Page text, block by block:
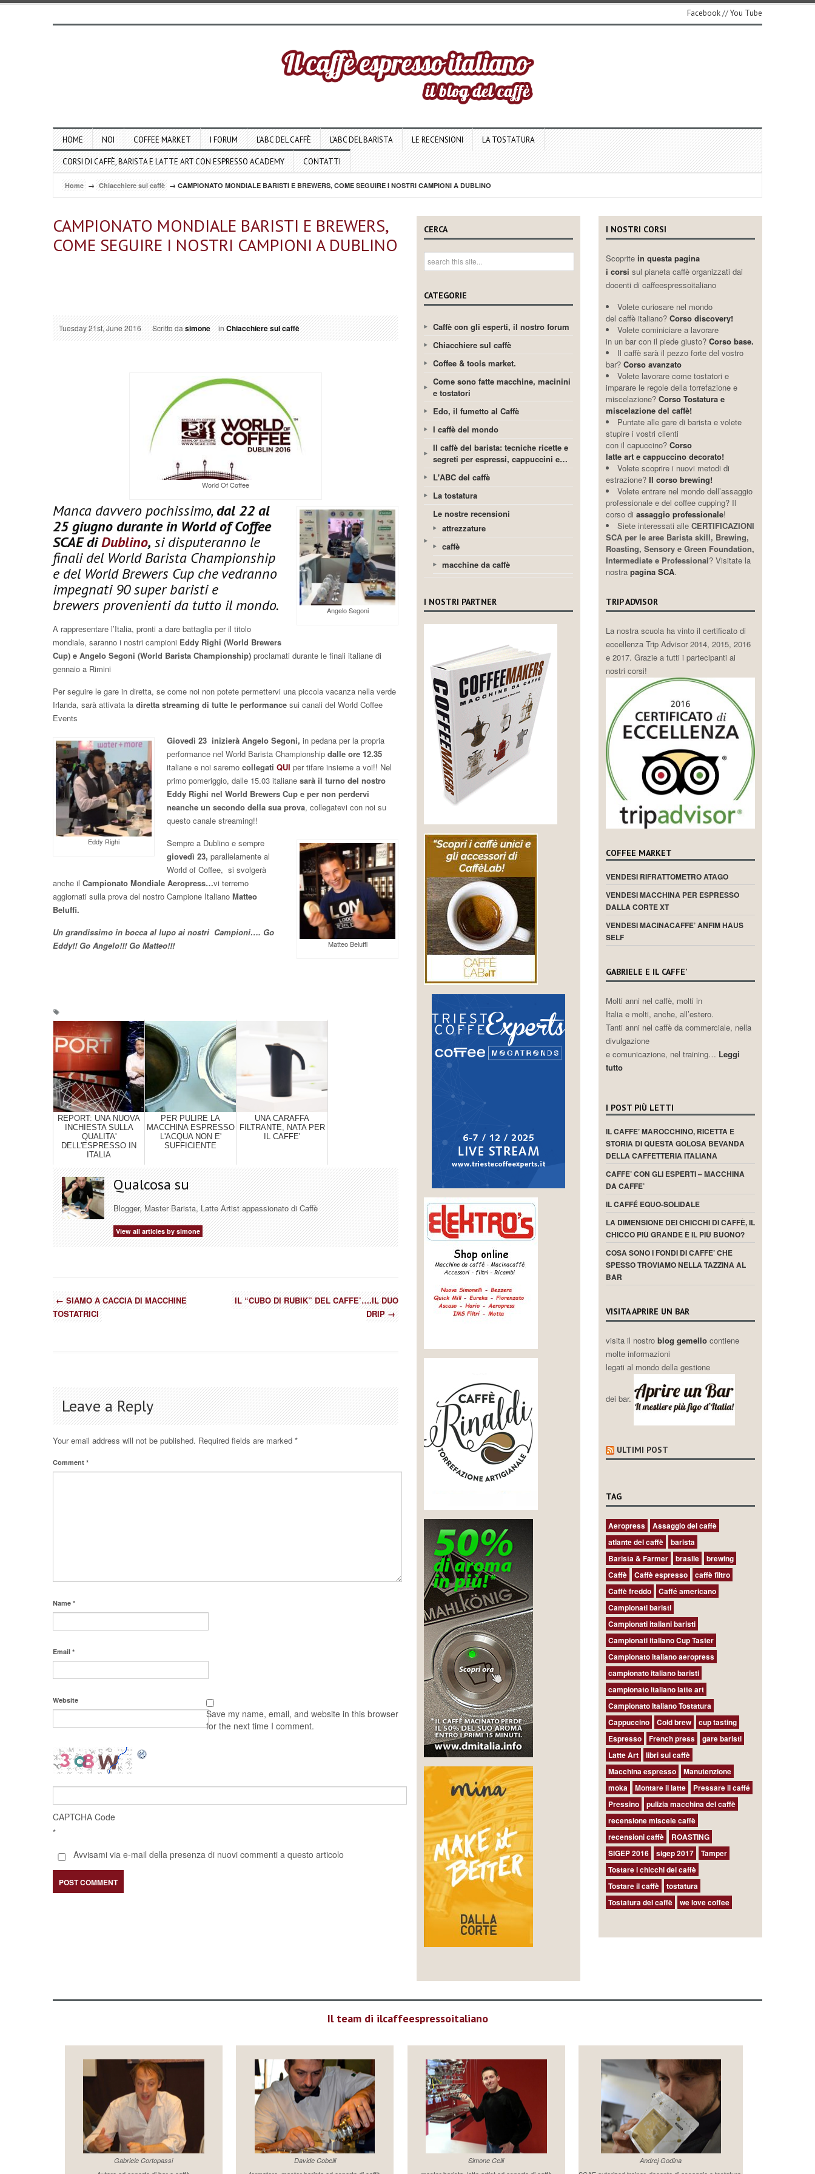
Facebook//You Tube
HOME NOI COFFEE MARKET I FORUM L’ABC DEL CAFFÈ L’ABC DEL BARISTA LE RECENSIONI LA TOSTATURA
CORSI DI CAFFÈ, BARISTA E LATTE ART CON ESPRESSO ACADEMY CONTATTI
Home → Chiacchiere sul caffè → CAMPIONATO MONDIALE BARISTI E BREWERS, COME SEGUIRE I NOSTRI CAMPIONI A DUBLINO
CAMPIONATO MONDIALE BARISTI E BREWERS,
COME SEGUIRE I NOSTRI CAMPIONI A DUBLINO
Tuesday 21st, June 2016 Scritto dasimone inChiacchiere sul caffè
World Of Coffee
Angelo Segoni
Manca davvero pochissimo,dal 22 al
25 giugno durante in World of Coffee
SCAE diDublino, si disputeranno le
finali del World Barista Championship
e del World Brewers Cup che vedranno
impegnati 90 super baristi e
brewers provenienti da tutto il mondo.
A rappresentare l’Italia, pronti a dare battaglia per il titolo
mondiale, saranno i nostri campioni Eddy Righi (World Brewers
Cup) e Angelo Segoni (World Barista Championship) proclamati durante le finali italiane di
gennaio a Rimini
Per seguire le gare in diretta, se come noi non potete permettervi una piccola vacanza nella verde
Irlanda, sarà attivata la diretta streaming di tutte le performance sui canali del World Coffee
Events
Eddy Righi
Giovedì 23 inizierà Angelo Segoni, in pedana per la propria
performance nel World Barista Championship dalle ore 12.35
italiane e noi saremo collegati QUI per tifare insieme a voi!! Nel
primo pomeriggio, dalle 15.03 italiane sarà il turno del nostro
Eddy Righi nel World Brewers Cup e per non perdervi
neanche un secondo della sua prova, collegatevi con noi su
questo canale streaming!!
Matteo Beluffi
Sempre a Dublino e sempre
giovedì 23, parallelamente al
World of Coffee, si svolgerà
anche il Campionato Mondiale Aeropress…vi terremo
aggiornati sulla prova del nostro Campione Italiano Matteo
Beluffi.
Un grandissimo in bocca al lupo ai nostri Campioni…. Go
Eddy!! Go Angelo!!! Go Matteo!!!
REPORT: UNA NUOVA
INCHIESTA SULLA
QUALITA'
DELL'ESPRESSO IN
ITALIA
PER PULIRE LA
MACCHINA ESPRESSO
L'ACQUA NON E'
SUFFICIENTE
UNA CARAFFA
FILTRANTE, NATA PER
IL CAFFE'
Qualcosa su
Blogger, Master Barista, Latte Artist appassionato di Caffè
View all articles by simone
←SIAMO A CACCIA DI MACCHINE
TOSTATRICI
IL “CUBO DI RUBIK” DEL CAFFE’….IL DUO
DRIP→
Leave a Reply
Your email address will not be published. Required fields are marked *
Comment *
Name *
Email *
Website
Save my name, email, and website in this browser
for the next time I comment.
CAPTCHA Code
*
Avvisami via e-mail della presenza di nuovi commenti a questo articolo
CERCA
CATEGORIE
Caffè con gli esperti, il nostro forum
Chiacchiere sul caffè
Coffee & tools market.
Come sono fatte macchine, macinini
e tostatori
Edo, il fumetto al Caffè
I caffè del mondo
Il caffè del barista: tecniche ricette e
segreti per espressi, cappuccini e…
L'ABC del caffè
La tostatura
Le nostre recensioni
attrezzature
caffè
macchine da caffè
I NOSTRI PARTNER
I NOSTRI CORSI
Scoprite in questa pagina
i corsi sul pianeta caffè organizzati dai
docenti di caffeespressoitaliano
Volete curiosare nel mondo
del caffè italiano?Corso discovery!
Volete cominiciare a lavorare
in un bar con il piede giusto? Corso base.
Il caffè sarà il pezzo forte del vostro
bar? Corso avanzato
Volete lavorare come tostatori e
imparare le regole della torrefazione e
miscelazione? Corso Tostatura e
miscelazione del caffè!
Puntate alle gare di barista e volete
stupire i vostri clienti
con il capuccino? Corso
latte art e cappuccino decorato!
Volete scoprire i nuovi metodi di
estrazione? Il corso brewing!
Volete entrare nel mondo dell’assaggio
professionale e del coffee cupping? Il
corso di assaggio professionale!
Siete interessati alle CERTIFICAZIONI
SCA per le aree Barista skill, Brewing,
Roasting, Sensory e Green Foundation,
Intermediate e Professional? Visitate la
nostra pagina SCA.
TRIP ADVISOR
La nostra scuola ha vinto il certificato di
eccellenza Trip Advisor 2014, 2015, 2016
e 2017. Grazie a tutti i partecipanti ai
nostri corsi!
COFFEE MARKET
VENDESI RIFRATTOMETRO ATAGO
VENDESI MACCHINA PER ESPRESSO
DALLA CORTE XT
VENDESI MACINACAFFE’ ANFIM HAUS
SELF
GABRIELE E IL CAFFE’
Molti anni nel caffè, molti in
Italia e molti, anche, all’estero.
Tanti anni nel caffè da commerciale, nella
divulgazione
e comunicazione, nel training… Leggi
tutto
I POST PIÙ LETTI
IL CAFFE’ MAROCCHINO, RICETTA E
STORIA DI QUESTA GOLOSA BEVANDA
DELLA CAFFETTERIA ITALIANA
CAFFE’ CON GLI ESPERTI – MACCHINA
DA CAFFE’
IL CAFFÉ EQUO-SOLIDALE
LA DIMENSIONE DEI CHICCHI DI CAFFÈ, IL
CHICCO PIÙ GRANDE È IL PIÙ BUONO?
COSA SONO I FONDI DI CAFFE’ CHE
SPESSO TROVIAMO NELLA TAZZINA AL
BAR
VISITA APRIRE UN BAR
visita il nostro blog gemello contiene
molte informazioni
legati al mondo della gestione
dei bar.
ULTIMI POST
TAG
Aeropress
Assaggio del caffè
atlante del caffè
barista
Barista & Farmer
brasile
brewing
Caffè
Caffè espresso
caffè filtro
Caffè freddo
Caffé americano
Campionati baristi
Campionati italiani baristi
Campionati italiano Cup Taster
Campionato italiano aeropress
campionato italiano baristi
campionato italiano latte art
Campionato Italiano Tostatura
Cappuccino
Cold brew
cup tasting
Espresso
French press
gare baristi
Latte Art
libri sul caffè
Macchina espresso
Manutenzione
moka
Montare il latte
Pressare il caffé
Pressino
pulizia macchina del caffè
recensione miscele caffè
recensioni caffè
ROASTING
SIGEP 2016
sigep 2017
Tamper
Tostare i chicchi del caffè
Tostare il caffè
tostatura
Tostatura del caffè
we love coffee
Il team di ilcaffeespressoitaliano
Gabriele Cortopassi Davide Cobelli Simone Celli Andrej Godina